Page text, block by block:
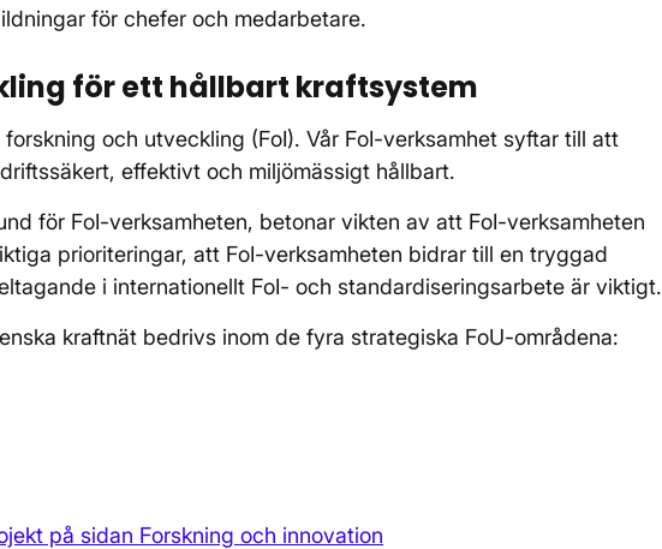
för chefer och medarbetare.
för ett hållbart kraftsystem
och utveckling (FoI). Vår FoI-verksamhet syftar till att
effektivt och miljömässigt hållbart.
för FoI-verksamheten, betonar vikten av att FoI-verksamheten
prioriteringar, att FoI-verksamheten bidrar till en tryggad
i internationellt FoI- och standardiseringsarbete är viktigt.
kraftnät bedrivs inom de fyra strategiska FoU-områdena:
på sidan Forskning och innovation